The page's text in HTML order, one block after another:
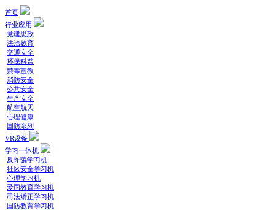
首页
行业应用
党建思政
法治教育
交通安全
环保科普
禁毒宣教
消防安全
公共安全
生产安全
航空航天
心理健康
国防系列
VR设备
学习一体机
反诈骗学习机
社区安全学习机
心理学习机
爱国教育学习机
司法矫正学习机
国防教育学习机